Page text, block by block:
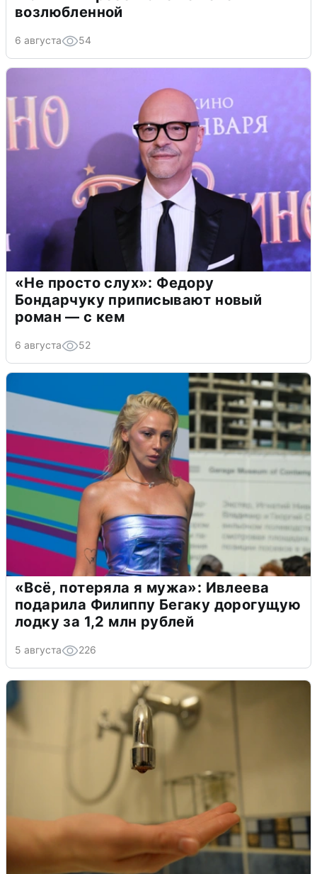
возлюбленной
6 августа 54
«Не просто слух»: Федору
Бондарчуку приписывают новый
роман — с кем
6 августа 52
«Всё, потеряла я мужа»: Ивлеева
подарила Филиппу Бегаку дорогущую
лодку за 1,2 млн рублей
5 августа 226